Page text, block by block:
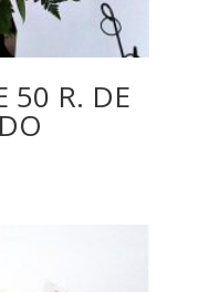
50 R. DE